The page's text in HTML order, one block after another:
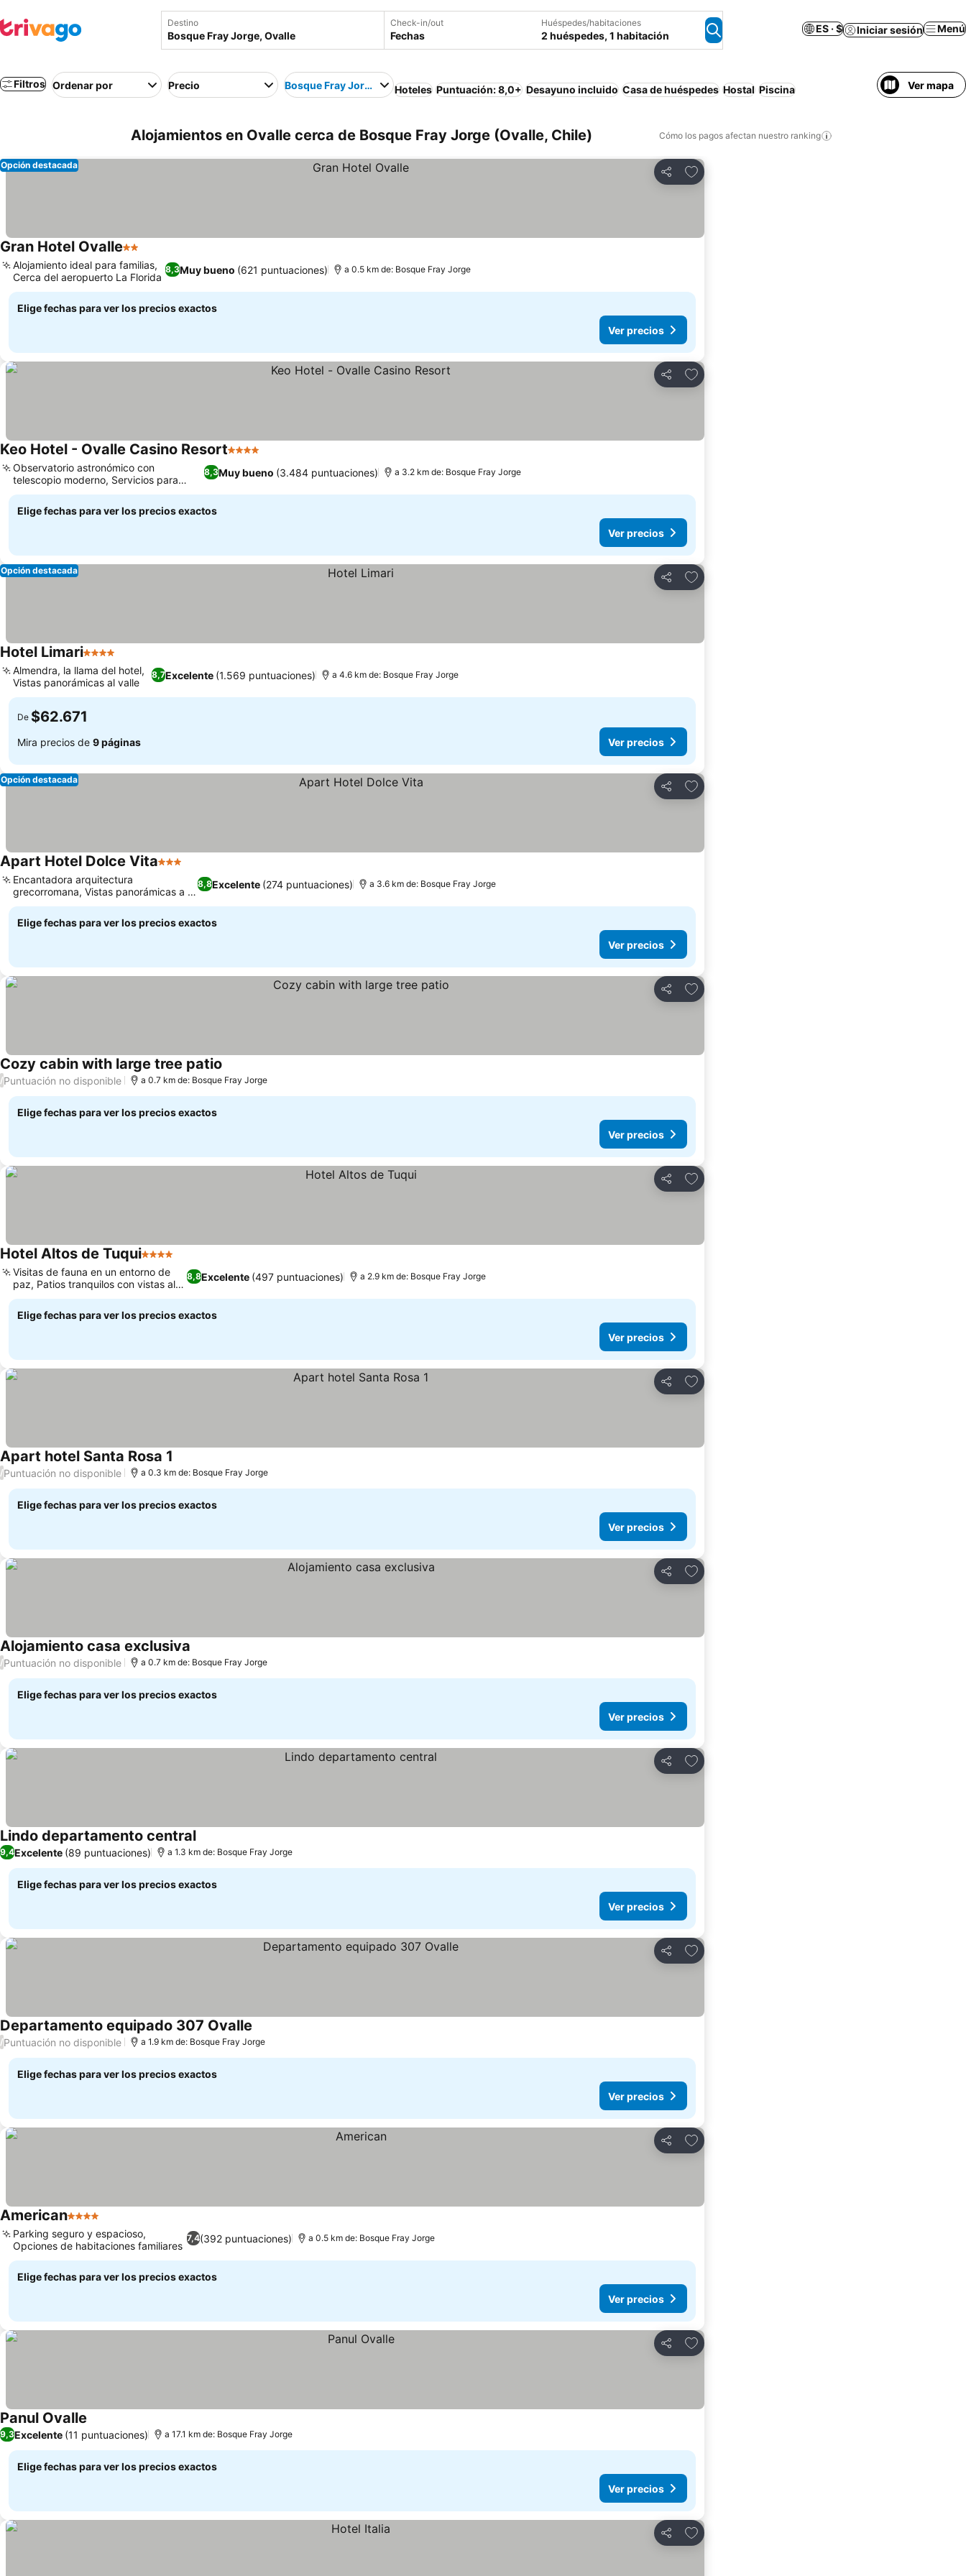
Destino Check-in/out
Fechas
Huéspedes/habitaciones
2 huéspedes, 1 habitación
ES · $ Iniciar sesión Menú
Filtros Ordenar por Precio Bosque Fray Jorge Hoteles Puntuación: 8,0+ Desayuno incluido Casa de huéspedes Hostal Piscina Ver mapa
Alojamientos en Ovalle cerca de Bosque Fray Jorge (Ovalle, Chile) Cómo los pagos afectan nuestro ranking
Compartir
Agregar a favoritos
Opción destacada
Gran Hotel Ovalle2 Estrellas
8,3Muy bueno (621 puntuaciones)
Alojamiento ideal para familias,
Cerca del aeropuerto La Florida
a 0.5 km de: Bosque Fray Jorge
Elige fechas para ver los precios exactos
Ver precios
Compartir
Agregar a favoritos
Keo Hotel - Ovalle Casino Resort4 Estrellas
8,3Muy bueno (3.484 puntuaciones)
Observatorio astronómico con
telescopio moderno, Servicios para
familias y parque infantil
a 3.2 km de: Bosque Fray Jorge
Elige fechas para ver los precios exactos
Ver precios
Compartir
Agregar a favoritos
Opción destacada
Hotel Limari4 Estrellas
8,7Excelente (1.569 puntuaciones)
Almendra, la llama del hotel,
Vistas panorámicas al valle
a 4.6 km de: Bosque Fray Jorge
De $62.671
Mira precios de 9 páginas Ver precios
Compartir
Agregar a favoritos
Opción destacada
Apart Hotel Dolce Vita3 Estrellas
8,8Excelente (274 puntuaciones)
Encantadora arquitectura
grecorromana, Vistas panorámicas a la
montaña y al río
a 3.6 km de: Bosque Fray Jorge
Elige fechas para ver los precios exactos
Ver precios
Compartir
Agregar a favoritos
Cozy cabin with large tree patio
/Puntuación no disponible a 0.7 km de: Bosque Fray Jorge
Elige fechas para ver los precios exactos
Ver precios
Compartir
Agregar a favoritos
Hotel Altos de Tuqui4 Estrellas
8,8Excelente (497 puntuaciones)
Visitas de fauna en un entorno de
paz, Patios tranquilos con vistas al
jardín
a 2.9 km de: Bosque Fray Jorge
Elige fechas para ver los precios exactos
Ver precios
Compartir
Agregar a favoritos
Apart hotel Santa Rosa 1
/Puntuación no disponible a 0.3 km de: Bosque Fray Jorge
Elige fechas para ver los precios exactos
Ver precios
Compartir
Agregar a favoritos
Alojamiento casa exclusiva
/Puntuación no disponible a 0.7 km de: Bosque Fray Jorge
Elige fechas para ver los precios exactos
Ver precios
Compartir
Agregar a favoritos
Lindo departamento central
9,4Excelente (89 puntuaciones) a 1.3 km de: Bosque Fray Jorge
Elige fechas para ver los precios exactos
Ver precios
Compartir
Agregar a favoritos
Departamento equipado 307 Ovalle
/Puntuación no disponible a 1.9 km de: Bosque Fray Jorge
Elige fechas para ver los precios exactos
Ver precios
Compartir
Agregar a favoritos
American4 Estrellas
7,4(392 puntuaciones)
Parking seguro y espacioso,
Opciones de habitaciones familiares
a 0.5 km de: Bosque Fray Jorge
Elige fechas para ver los precios exactos
Ver precios
Compartir
Agregar a favoritos
Panul Ovalle
9,3Excelente (11 puntuaciones) a 17.1 km de: Bosque Fray Jorge
Elige fechas para ver los precios exactos
Ver precios
Compartir
Agregar a favoritos